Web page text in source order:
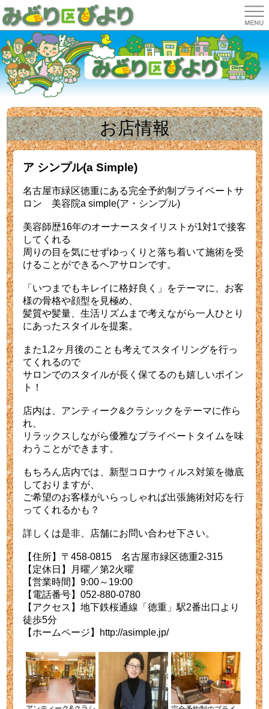
お店情報
ア シンプル(a Simple)
名古屋市緑区徳重にある完全予約制プライベートサ
ロン 美容院a simple(ア・シンプル)
美容師歴16年のオーナースタイリストが1対1で接客
してくれる
周りの目を気にせずゆっくりと落ち着いて施術を受
けることができるヘアサロンです。
「いつまでもキレイに格好良く」をテーマに、お客
様の骨格や顔型を見極め、
髪質や髪量、生活リズムまで考えながら一人ひとり
にあったスタイルを提案。
また1,2ヶ月後のことも考えてスタイリングを行っ
てくれるので
サロンでのスタイルが長く保てるのも嬉しいポイン
ト！
店内は、アンティーク&クラシックをテーマに作ら
れ、
リラックスしながら優雅なプライベートタイムを味
わうことができます。
もちろん店内では、新型コロナウィルス対策を徹底
しておりますが、
ご希望のお客様がいらっしゃれば出張施術対応を行
ってくれるかも？
詳しくは是非、店舗にお問い合わせ下さい。
【住所】〒458-0815 名古屋市緑区徳重2-315
【定休日】月曜／第2火曜
【営業時間】9:00～19:00
【電話番号】052-880-0780
【アクセス】地下鉄桜通線「徳重」駅2番出口より
徒歩5分
【ホームページ】http://asimple.jp/